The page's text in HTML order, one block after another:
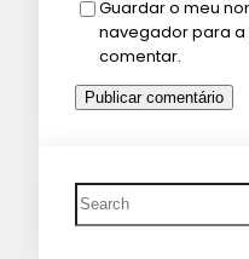
Guardar o meu
navegador para a
comentar.